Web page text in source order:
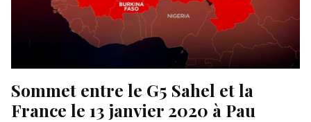
Sommet entre le G5 Sahel et la
France le 13 janvier 2020 à Pau